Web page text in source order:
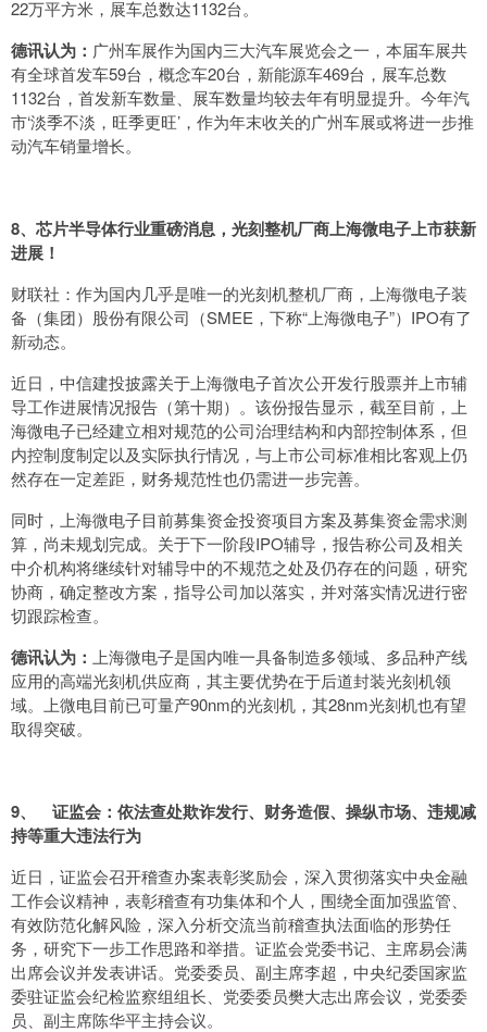
22万平方米，展车总数达1132台。
德讯认为： 广州车展作为国内三大汽车展览会之一，本届车展共
有全球首发车59台，概念车20台，新能源车469台，展车总数
1132台，首发新车数量、展车数量均较去年有明显提升。今年汽
市‘淡季不淡，旺季更旺’，作为年末收关的广州车展或将进一步推
动汽车销量增长。
8、芯片半导体行业重磅消息，光刻整机厂商上海微电子上市获新
进展！
财联社：作为国内几乎是唯一的光刻机整机厂商，上海微电子装
备（集团）股份有限公司（SMEE，下称“上海微电子”）IPO有了
新动态。
近日，中信建投披露关于上海微电子首次公开发行股票并上市辅
导工作进展情况报告（第十期）。该份报告显示，截至目前，上
海微电子已经建立相对规范的公司治理结构和内部控制体系，但
内控制度制定以及实际执行情况，与上市公司标准相比客观上仍
然存在一定差距，财务规范性也仍需进一步完善。
同时，上海微电子目前募集资金投资项目方案及募集资金需求测
算，尚未规划完成。关于下一阶段IPO辅导，报告称公司及相关
中介机构将继续针对辅导中的不规范之处及仍存在的问题，研究
协商，确定整改方案，指导公司加以落实，并对落实情况进行密
切跟踪检查。
德讯认为： 上海微电子是国内唯一具备制造多领域、多品种产线
应用的高端光刻机供应商，其主要优势在于后道封装光刻机领
域。上微电目前已可量产90nm的光刻机，其28nm光刻机也有望
取得突破。
9、 证监会：依法查处欺诈发行、财务造假、操纵市场、违规减
持等重大违法行为
近日，证监会召开稽查办案表彰奖励会，深入贯彻落实中央金融
工作会议精神，表彰稽查有功集体和个人，围绕全面加强监管、
有效防范化解风险，深入分析交流当前稽查执法面临的形势任
务，研究下一步工作思路和举措。证监会党委书记、主席易会满
出席会议并发表讲话。党委委员、副主席李超，中央纪委国家监
委驻证监会纪检监察组组长、党委委员樊大志出席会议，党委委
员、副主席陈华平主持会议。